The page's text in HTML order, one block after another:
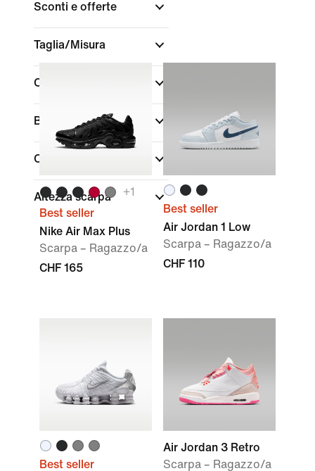
Sconti e offerte
Taglia/Misura
Colore
Brand
Collezioni
Altezza scarpa +1
Best seller
Nike Air Max Plus
Scarpa – Ragazzo/a
CHF 165
Best seller
Air Jordan 1 Low
Scarpa – Ragazzo/a
CHF 110
Best seller
Air Jordan 3 Retro
Scarpa – Ragazzo/a